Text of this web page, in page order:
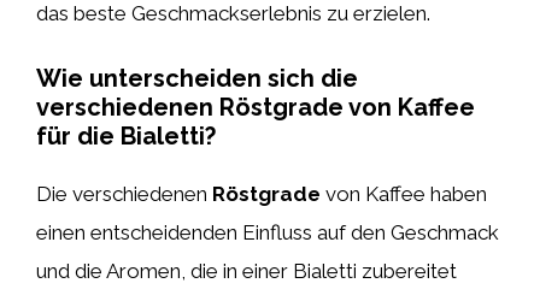
das beste Geschmackserlebnis zu erzielen.
Wie unterscheiden sich die
verschiedenen Röstgrade von Kaffee
für die Bialetti?
Die verschiedenen Röstgrade von Kaffee haben
einen entscheidenden Einfluss auf den Geschmack
und die Aromen, die in einer Bialetti zubereitet